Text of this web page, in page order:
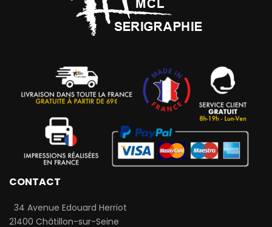
CONTACT
34 Avenue Edouard Herriot
21400 Châtillon-sur-Seine